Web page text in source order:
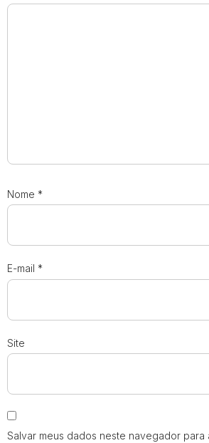
Nome *
E-mail *
Site
Salvar meus dados neste navegador para